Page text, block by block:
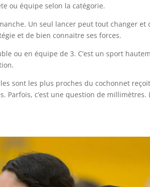
ou équipe selon la catégorie.
Un seul lancer peut tout changer et
et de bien connaitre ses forces.
ou en équipe de 3. C’est un sport
sont les plus proches du cochonnet
c’est une question de millimètres.